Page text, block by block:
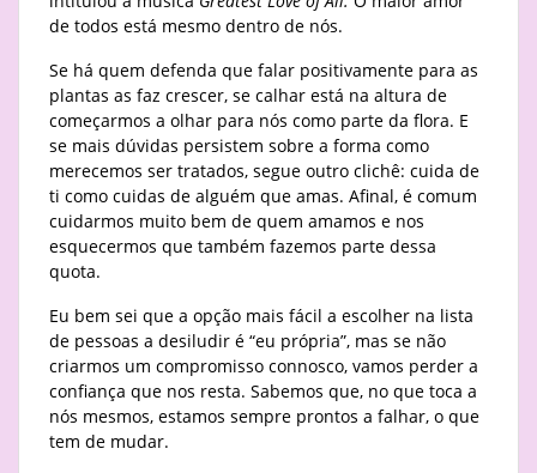
de todos está mesmo dentro de nós.
Se há quem defenda que falar positivamente para as
plantas as faz crescer, se calhar está na altura de
começarmos a olhar para nós como parte da flora. E
se mais dúvidas persistem sobre a forma como
merecemos ser tratados, segue outro clichê: cuida de
ti como cuidas de alguém que amas. Afinal, é comum
cuidarmos muito bem de quem amamos e nos
esquecermos que também fazemos parte dessa
quota.
Eu bem sei que a opção mais fácil a escolher na lista
de pessoas a desiludir é “eu própria”, mas se não
criarmos um compromisso connosco, vamos perder a
confiança que nos resta. Sabemos que, no que toca a
nós mesmos, estamos sempre prontos a falhar, o que
tem de mudar.